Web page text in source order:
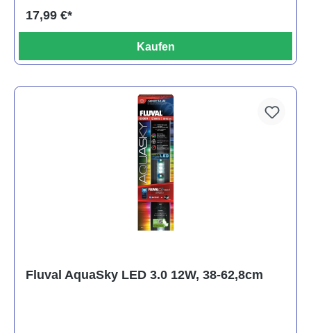
17,99 €*
Kaufen
Fluval AquaSky LED 3.0 12W, 38-62,8cm